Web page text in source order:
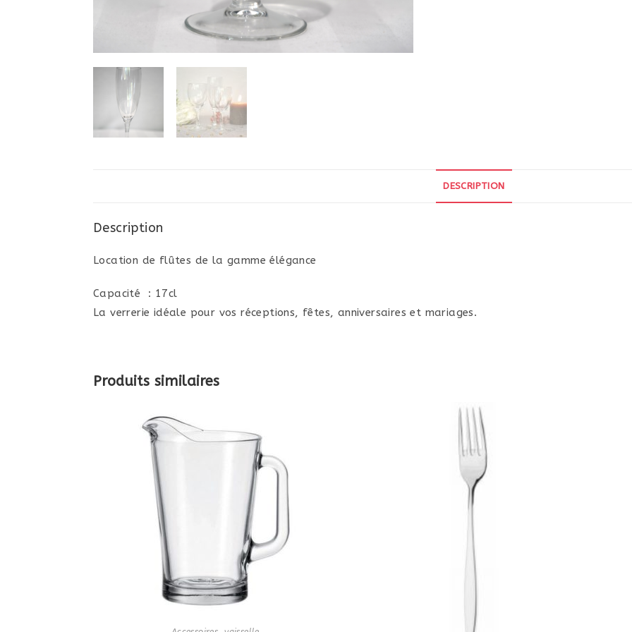
DESCRIPTION
Description
Location de flûtes de la gamme élégance
Capacité : 17cl
La verrerie idéale pour vos réceptions, fêtes, anniversaires et mariages.
Produits similaires